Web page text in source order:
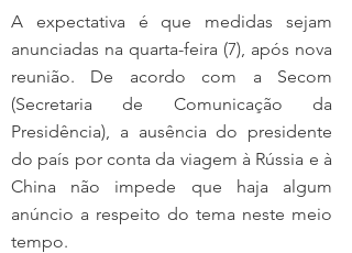
A expectativa é que medidas sejam
anunciadas na quarta-feira (7), após nova
reunião. De acordo com a Secom
(Secretaria de Comunicação da
Presidência), a ausência do presidente
do país por conta da viagem à Rússia e à
China não impede que haja algum
anúncio a respeito do tema neste meio
tempo.